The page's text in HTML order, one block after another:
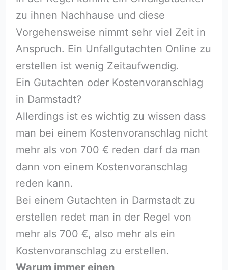
zu ihnen Nachhause und diese
Vorgehensweise nimmt sehr viel Zeit in
Anspruch. Ein Unfallgutachten Online zu
erstellen ist wenig Zeitaufwendig.
Ein Gutachten oder Kostenvoranschlag
in Darmstadt?
Allerdings ist es wichtig zu wissen dass
man bei einem Kostenvoranschlag nicht
mehr als von 700 € reden darf da man
dann von einem Kostenvoranschlag
reden kann.
Bei einem Gutachten in Darmstadt zu
erstellen redet man in der Regel von
mehr als 700 €, also mehr als ein
Kostenvoranschlag zu erstellen.
Warum immer einen